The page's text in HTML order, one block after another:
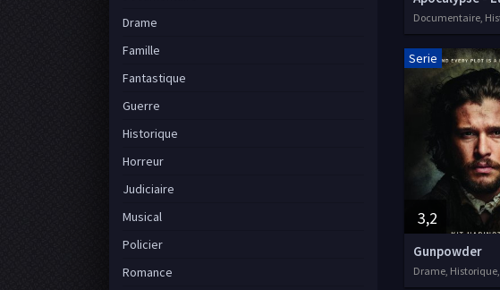
3,2
Serie
Gunpowder
Drame
Famille
Fantastique
Guerre
Historique
Horreur
Judiciaire
Musical
Policier
Romance